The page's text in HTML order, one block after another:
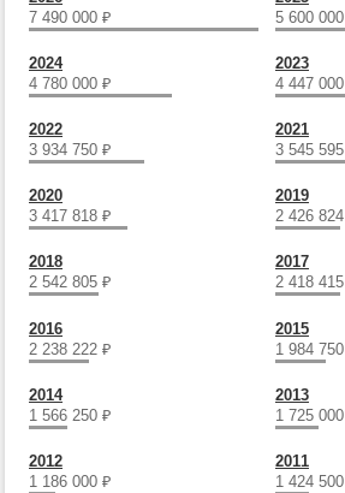
7 490 000 ₽
5 600 000
2024
4 780 000 ₽
2023
4 447 000
2022
3 934 750 ₽
2021
3 545 595
2020
3 417 818 ₽
2019
2 426 824
2018
2 542 805 ₽
2017
2 418 415
2016
2 238 222 ₽
2015
1 984 750
2014
1 566 250 ₽
2013
1 725 000
2012
1 186 000 ₽
2011
1 424 500